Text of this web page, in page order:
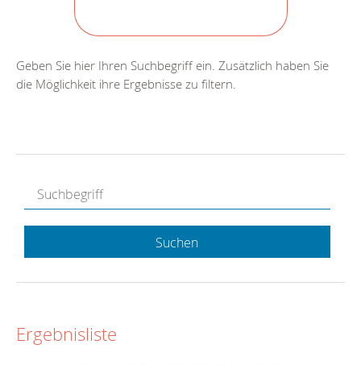
Geben Sie hier Ihren Suchbegriff ein. Zusätzlich haben Sie
die Möglichkeit ihre Ergebnisse zu filtern.
Suchen
Ergebnisliste